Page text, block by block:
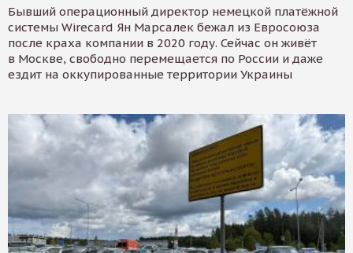
Бывший операционный директор немецкой платёжной
системы Wirecard Ян Марсалек бежал из Евросоюза
после краха компании в 2020 году. Сейчас он живёт
в Москве, свободно перемещается по России и даже
ездит на оккупированные территории Украины